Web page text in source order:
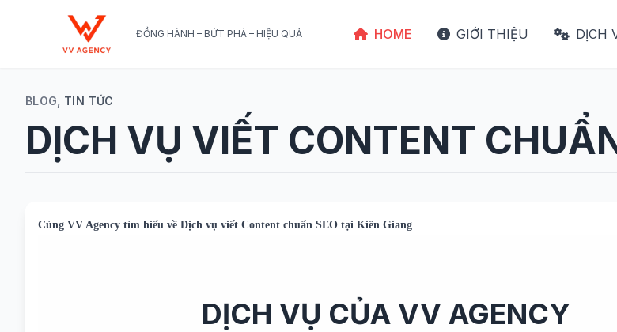
ĐỒNG HÀNH – BỨT PHÁ – HIỆU QUẢ HOME GIỚI THIỆU DỊCH
BLOG, TIN TỨC
DỊCH VỤ VIẾT CONTENT
Cùng VV Agency tìm hiểu về Dịch vụ viết Content chuẩn SEO tại Kiên Giang
DỊCH VỤ CỦA VV AGENCY